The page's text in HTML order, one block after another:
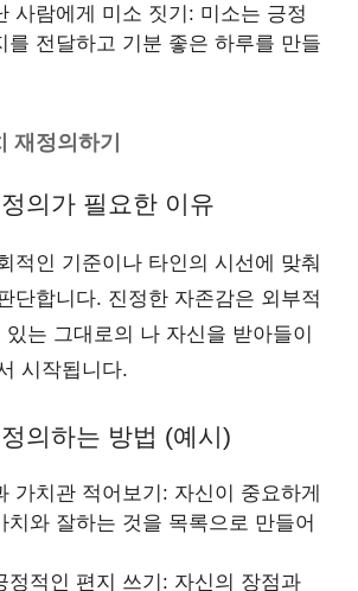
사람에게 미소 짓기: 미소는 긍정
를 전달하고 기분 좋은 하루를 만들
재정의하기
의가 필요한 이유
적인 기준이나 타인의 시선에 맞춰
단합니다. 진정한 자존감은 외부적
있는 그대로의 나 자신을 받아들이
시작됩니다.
의하는 방법 (예시)
가치관 적어보기: 자신이 중요하게
치와 잘하는 것을 목록으로 만들어
정적인 편지 쓰기: 자신의 장점과